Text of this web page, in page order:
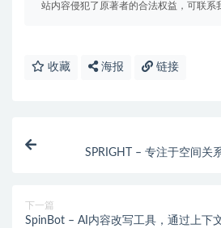
站内容侵犯了原著者的合法权益，可联系
收藏 海报 链接
SPRIGHT – 专注于空间关
下一篇
SpinBot – AI内容改写工具，通过上下